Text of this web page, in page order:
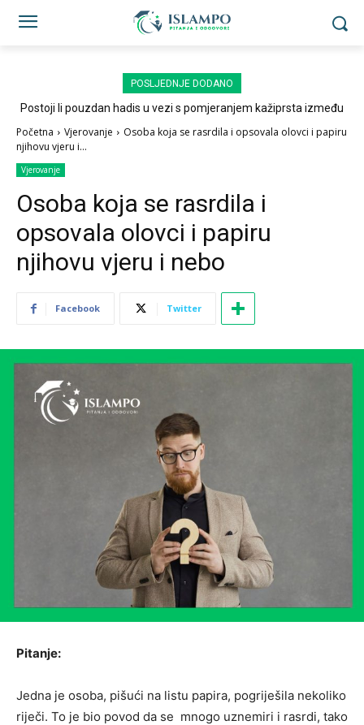
POSLJEDNJE DODANO
Postoji li pouzdan hadis u vezi s pomjeranjem kažiprsta između
Početna Vjerovanje
Osoba koja se rasrdila i opsovala olovci i papiru
njihovu vjeru i...
Vjerovanje
Osoba koja se rasrdila i
opsovala olovci i papiru
njihovu vjeru i nebo
Facebook Twitter
Pitanje:
Jedna je osoba, pišući na listu papira, pogriješila nekoliko
riječi. To je bio povod da se mnogo uznemiri i rasrdi, tako